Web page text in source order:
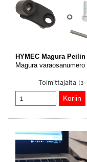
HYMEC Magura
Magura varaosanumero
Toimittajalta (3-